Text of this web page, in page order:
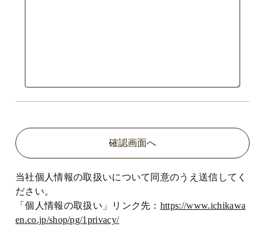
当社個人情報の取扱いについて同意のうえ送信してく
ださい。
「個人情報の取扱い」リンク先： https://www.ichikawa
en.co.jp/shop/pg/1privacy/